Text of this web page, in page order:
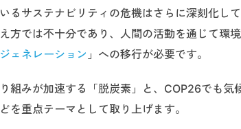
るサステナビリティの危機はさらに深刻化し
方では不十分であり、人間の活動を通じて環
ェネレーション 」への移行が必要です。
組みが加速する「脱炭素」と、COP26でも気
を重点テーマとして取り上げます。